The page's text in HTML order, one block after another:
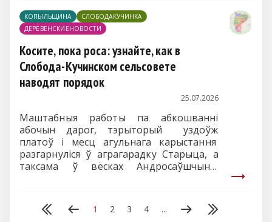
КОПЫЛЬЩИНА
СЛОБОДАКУЧИНКА
ДЕРЕВЕНСКИЕНОВОСТИ
Косите, пока роса: узнайте, как в
Слобода-Кучинском сельсовете
наводят порядок
25.07.2026
Маштабныя работы па абкошванні
абочын дарог, тэрыторый уздоўж
платоў і месц агульнага карыстання
разгарнуліся ў аграгарадку Старыца, а
таксама ў вёсках Андросаўшчына,
падключыліся супрацоўнікі
адміністрацыі сельвыканкама, прад-
1 2 3 4 ...